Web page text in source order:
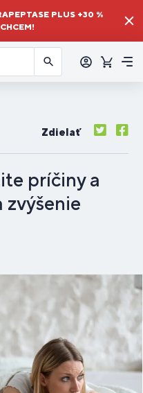
PLUS +30 %
sa
Košík
Zdielať
príčiny a
zvýšenie